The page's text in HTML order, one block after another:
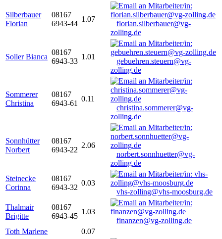
Silberbauer
Florian
08167
6943-44
1.07
florian.silberbauer@vg-
zolling.de
Soller Bianca
08167
6943-33
1.01
gebuehren.steuern@vg-
zolling.de
Sommerer
Christina
08167
6943-61
0.11
christina.sommerer@vg-
zolling.de
Sonnhütter
Norbert
08167
6943-22
2.06
norbert.sonnhuetter@vg-
zolling.de
Steinecke
Corinna
08167
6943-32
0.03
vhs-zolling@vhs-moosburg.de
Thalmair
Brigitte
08167
6943-45
1.03
finanzen@vg-zolling.de
Toth Marlene
0.07